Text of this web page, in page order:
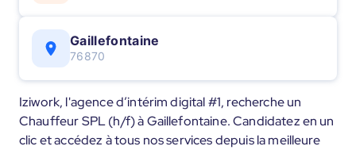
Gaillefontaine
76870
Iziwork, l'agence d’intérim digital #1, recherche un
Chauffeur SPL (h/f) à Gaillefontaine. Candidatez en un
clic et accédez à tous nos services depuis la meilleure